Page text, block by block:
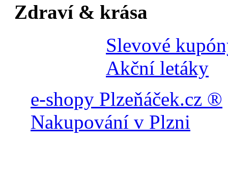
Zdraví & krása
Slevové
Akční letáky
e-shopy Plzeňáček.cz ®
Nakupování v Plzni